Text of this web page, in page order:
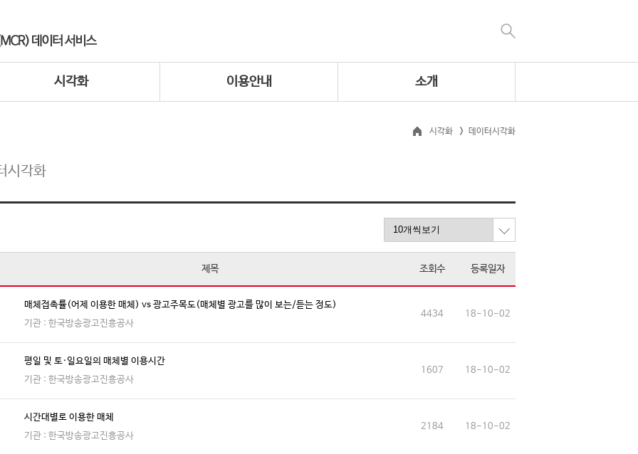
시각화 이용안내 소개
시각화 데이터시각화
시각화
제목 조회수 등록일자
매체접촉률(어제 이용한 매체) vs 광고주목도(매체별 광고를 많이 보는/듣는 정도)
기관 : 한국방송광고진흥공사
4434 18-10-02
평일 및 토·일요일의 매체별 이용시간
기관 : 한국방송광고진흥공사
1607 18-10-02
시간대별로 이용한 매체
기관 : 한국방송광고진흥공사
2184 18-10-02